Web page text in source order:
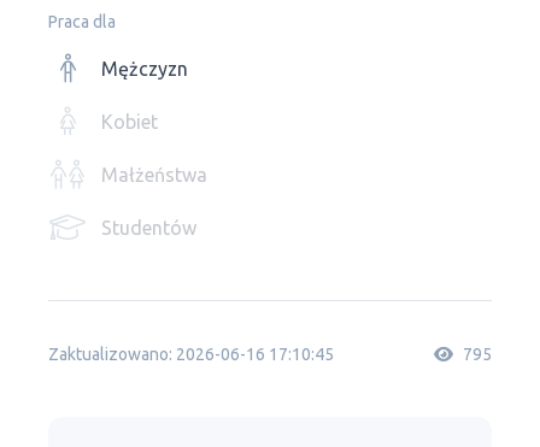
Praca dla
Mężczyzn
Kobiet
Małżeństwa
Studentów
Zaktualizowano: 2026-06-16 17:10:45 795